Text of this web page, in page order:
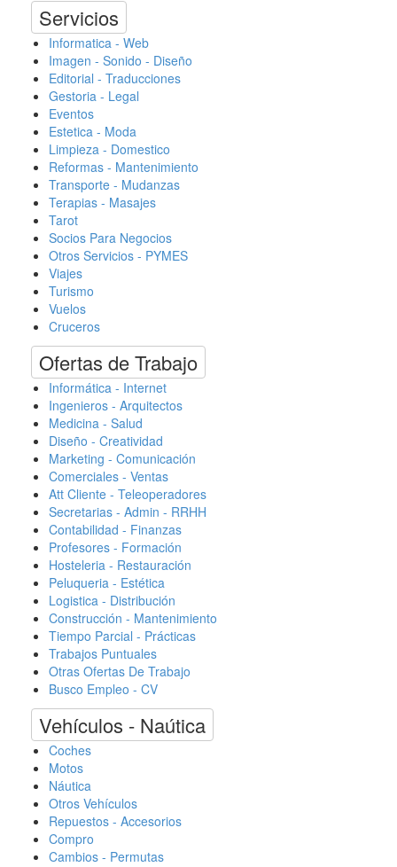
Servicios
Informatica - Web
Imagen - Sonido - Diseño
Editorial - Traducciones
Gestoria - Legal
Eventos
Estetica - Moda
Limpieza - Domestico
Reformas - Mantenimiento
Transporte - Mudanzas
Terapias - Masajes
Tarot
Socios Para Negocios
Otros Servicios - PYMES
Viajes
Turismo
Vuelos
Cruceros
Ofertas de Trabajo
Informática - Internet
Ingenieros - Arquitectos
Medicina - Salud
Diseño - Creatividad
Marketing - Comunicación
Comerciales - Ventas
Att Cliente - Teleoperadores
Secretarias - Admin - RRHH
Contabilidad - Finanzas
Profesores - Formación
Hosteleria - Restauración
Peluqueria - Estética
Logistica - Distribución
Construcción - Mantenimiento
Tiempo Parcial - Prácticas
Trabajos Puntuales
Otras Ofertas De Trabajo
Busco Empleo - CV
Vehículos - Naútica
Coches
Motos
Náutica
Otros Vehículos
Repuestos - Accesorios
Compro
Cambios - Permutas